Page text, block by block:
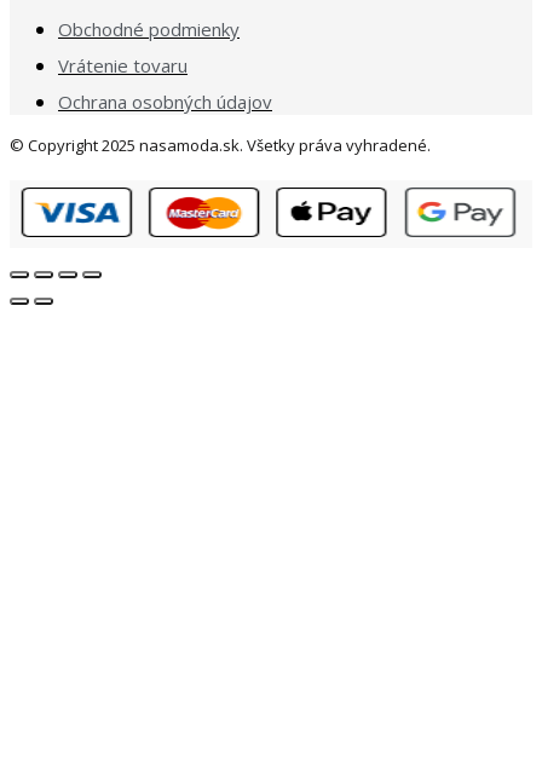
Obchodné podmienky
Vrátenie tovaru
Ochrana osobných údajov
© Copyright 2025 nasamoda.sk. Všetky práva vyhradené.